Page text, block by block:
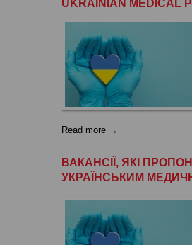
UKRAINIAN MEDICAL
Read more →
ВАКАНСІЇ, ЯКІ
УКРАЇНСЬКИМ